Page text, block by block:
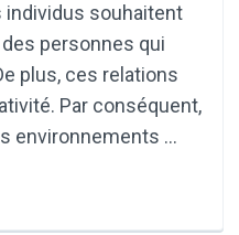
individus souhaitent
personnes qui
plus, ces relations
Par conséquent,
environnements …